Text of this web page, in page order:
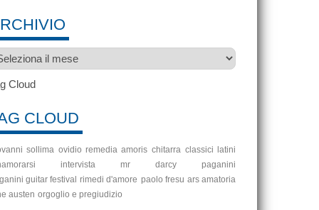
Cloud
CLOUD
sollima ovidio remedia amoris chitarra classici latini
intervista mr darcy
paganini
guitar festival rimedi d'amore paolo fresu ars amatoria
austen orgoglio e pregiudizio